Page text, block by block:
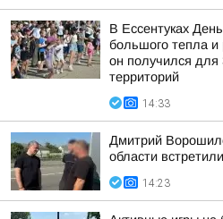
В Ессентуках
большого тепла и
он получился для
территорий
14:33
Дмитрий
области
14:23